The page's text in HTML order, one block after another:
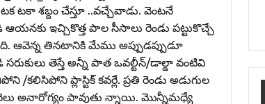
టకా శబ్దం చేస్తూ ..వచ్చేవాడు. వెంటనే
ఇచ్చికొత్త పాల సీసాలు రెండు పట్టుకొచ్చే
ఆవెన్న తినటానికి మేము అప్పుడప్పుడూ
తెస్తే అన్నీ పాత ఒవల్టీన్‌/డాల్డా వంటివి
ప్లాస్టిక్‌ కవర్లే. ప్రతి రెండు అడుగుల
అనారోగ్యం పావుతు న్నాయి. మొన్నీమధ్యే